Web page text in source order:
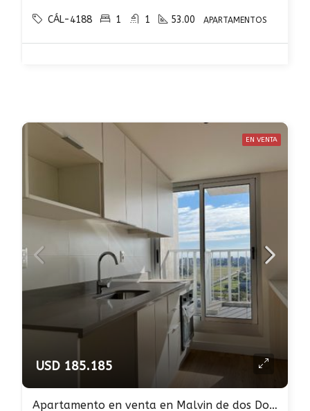
CÁL-4188 1 1 53.00 APARTAMENTOS
EN VENTA
USD 185.185
Apartamento en venta en Malvin de dos Dormitorios CON RENTA